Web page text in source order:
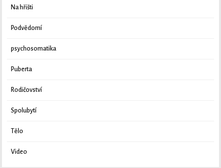
Na hřišti
Podvědomí
psychosomatika
Puberta
Rodičovství
Spolubytí
Tělo
Video